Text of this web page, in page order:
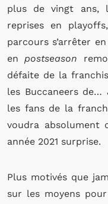
plus de vingt ans,
reprises en
parcours s’arrêter en
enpostseason
défaite de la
les Buccaneers de…
les fans de la
voudra absolument
année 2021 surprise.
Plus motivés que
sur les moyens